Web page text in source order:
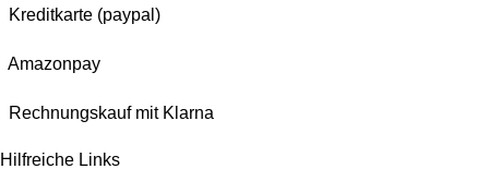
Kreditkarte (paypal)
Amazonpay
Rechnungskauf mit Klarna
Hilfreiche Links